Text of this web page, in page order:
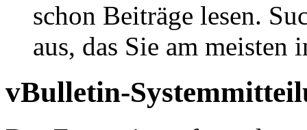
schon Beiträge lesen.
aus, das Sie am meisten
vBulletin-